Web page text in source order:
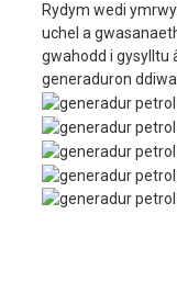
Rydym wedi
uchel a
gwahodd i gysylltu
generaduron